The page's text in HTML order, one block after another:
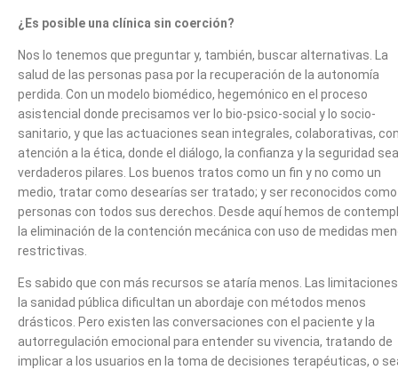
¿Es posible una clínica sin coerción?
Nos lo tenemos que preguntar y, también, buscar alternativas. La
salud de las personas pasa por la recuperación de la autonomía
perdida. Con un modelo biomédico, hegemónico en el proceso
asistencial donde precisamos ver lo bio-psico-social y lo socio-
sanitario, y que las actuaciones sean integrales, colaborativas,
atención a la ética, donde el diálogo, la confianza y la seguridad
verdaderos pilares. Los buenos tratos como un fin y no como un
medio, tratar como desearías ser tratado; y ser reconocidos como
personas con todos sus derechos. Desde aquí hemos de
la eliminación de la contención mecánica con uso de medidas
restrictivas.
Es sabido que con más recursos se ataría menos. Las
la sanidad pública dificultan un abordaje con métodos menos
drásticos. Pero existen las conversaciones con el paciente y la
autorregulación emocional para entender su vivencia, tratando de
implicar a los usuarios en la toma de decisiones terapéuticas, o